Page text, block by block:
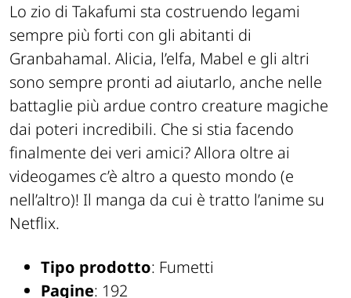
Lo zio di Takafumi sta costruendo legami
sempre più forti con gli abitanti di
Granbahamal. Alicia, l’elfa, Mabel e gli altri
sono sempre pronti ad aiutarlo, anche nelle
battaglie più ardue contro creature magiche
dai poteri incredibili. Che si stia facendo
finalmente dei veri amici? Allora oltre ai
videogames c’è altro a questo mondo (e
nell’altro)! Il manga da cui è tratto l’anime su
Netflix.
Tipo prodotto: Fumetti
Pagine: 192